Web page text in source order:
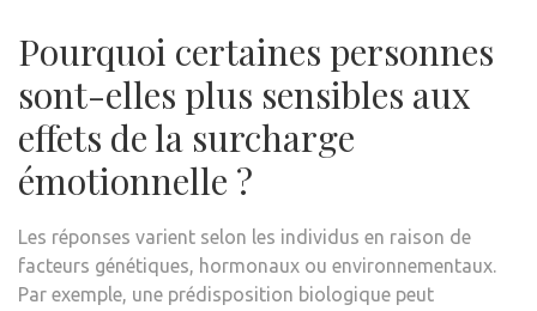
Pourquoi certaines personnes
sont-elles plus sensibles aux
effets de la surcharge
émotionnelle ?
Les réponses varient selon les individus en raison de
facteurs génétiques, hormonaux ou environnementaux.
Par exemple, une prédisposition biologique peut